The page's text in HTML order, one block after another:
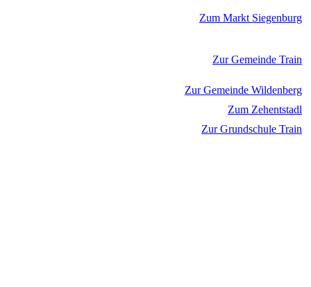
Zum Markt Siegenburg
Zur Gemeinde Train
Zur Gemeinde Wildenberg
Zum Zehentstadl
Zur Grundschule Train